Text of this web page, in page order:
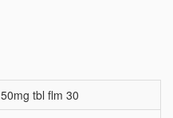
50mg tbl flm 30